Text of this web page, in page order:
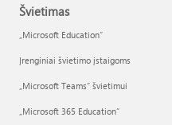
Švietimas
„Microsoft Education“
Įrenginiai švietimo įstaigoms
„Microsoft Teams“ švietimui
„Microsoft 365 Education“